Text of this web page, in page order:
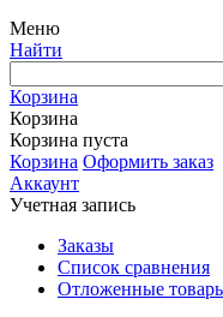
Меню
Найти
Корзина
Корзина
Корзина пуста
Корзина Оформить заказ
Аккаунт
Учетная запись
Заказы
Список сравнения
Отложенные